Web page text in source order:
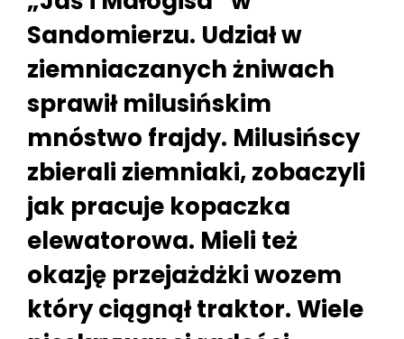
Sandomierzu. Udział w
ziemniaczanych żniwach
sprawił milusińskim
mnóstwo frajdy. Milusińscy
zbierali ziemniaki, zobaczyli
jak pracuje kopaczka
elewatorowa. Mieli też
okazję przejażdżki wozem
który ciągnął traktor. Wiele